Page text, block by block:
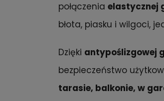
połączenia elastycznej
błota, piasku i wilgoci,
Dzięki antypoślizgowej
bezpieczeństwo
tarasie, balkonie, w